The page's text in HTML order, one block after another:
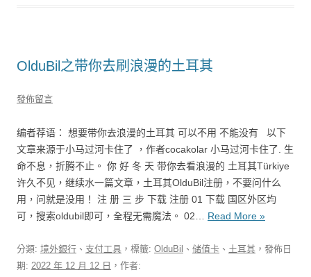
OlduBil之带你去刷浪漫的土耳其
發佈留言
编者荐语： 想要带你去浪漫的土耳其 可以不用 不能没有 以下
文章来源于小马过河卡住了 ，作者cocakolar 小马过河卡住了. 生
命不息，折腾不止。 你 好 冬 天 带你去看浪漫的 土耳其Türkiye
许久不见，继续水一篇文章，土耳其OlduBil注册，不要问什么
用，问就是没用！ 注 册 三 步 下载 注册 01 下载 国区外区均
可，搜索oldubil即可，全程无需魔法。 02… Read More »
分類: 境外銀行 、 支付工具 ，標籤: OlduBil 、 储值卡 、 土耳其 ，發佈日
期: 2022 年 12 月 12 日 ，作者: